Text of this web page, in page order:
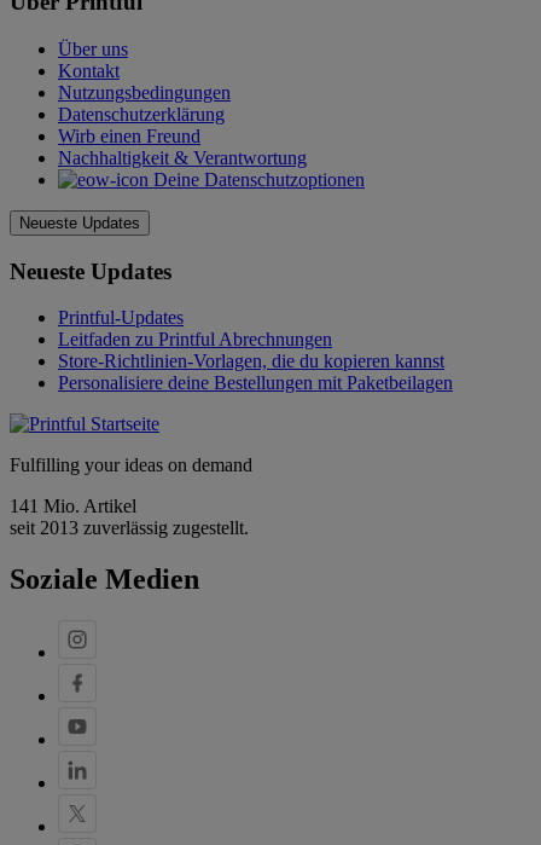
Über uns
Kontakt
Nutzungsbedingungen
Datenschutzerklärung
Wirb einen Freund
Nachhaltigkeit & Verantwortung
Deine Datenschutzoptionen
Neueste Updates
Neueste Updates
Printful-Updates
Leitfaden zu Printful Abrechnungen
Store-Richtlinien-Vorlagen, die du kopieren kannst
Personalisiere deine Bestellungen mit Paketbeilagen
Fulfilling your ideas on demand
141 Mio. Artikel
seit 2013 zuverlässig zugestellt.
Soziale Medien